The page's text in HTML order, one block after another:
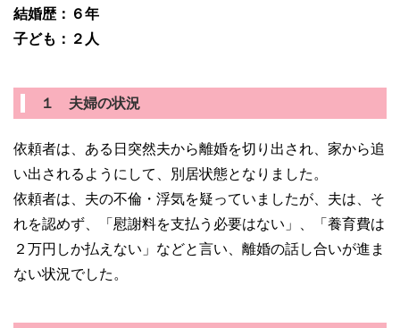
結婚歴：６年
子ども：２人
１ 夫婦の状況
依頼者は、ある日突然夫から離婚を切り出され、家から追
い出されるようにして、別居状態となりました。
依頼者は、夫の不倫・浮気を疑っていましたが、夫は、そ
れを認めず、「慰謝料を支払う必要はない」、「養育費は
２万円しか払えない」などと言い、離婚の話し合いが進ま
ない状況でした。